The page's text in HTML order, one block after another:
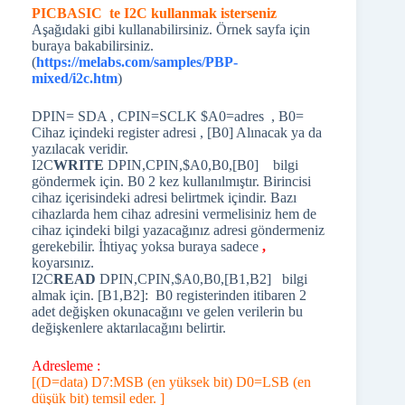
PICBASIC te I2C kullanmak isterseniz
Aşağıdaki gibi kullanabilirsiniz. Örnek sayfa için
buraya bakabilirsiniz.
(https://melabs.com/samples/PBP-
mixed/i2c.htm)
DPIN= SDA , CPIN=SCLK $A0=adres , B0=
Cihaz içindeki register adresi , [B0] Alınacak ya da
yazılacak veridir.
I2CWRITE DPIN,CPIN,$A0,B0,[B0] bilgi
göndermek için. B0 2 kez kullanılmıştır. Birincisi
cihaz içerisindeki adresi belirtmek içindir. Bazı
cihazlarda hem cihaz adresini vermelisiniz hem de
cihaz içindeki bilgi yazacağınız adresi göndermeniz
gerekebilir. İhtiyaç yoksa buraya sadece ,
koyarsınız.
I2CREAD DPIN,CPIN,$A0,B0,[B1,B2] bilgi
almak için. [B1,B2]: B0 registerinden itibaren 2
adet değişken okunacağını ve gelen verilerin bu
değişkenlere aktarılacağını belirtir.
Adresleme :
[(D=data) D7:MSB (en yüksek bit) D0=LSB (en
düşük bit) temsil eder. ]